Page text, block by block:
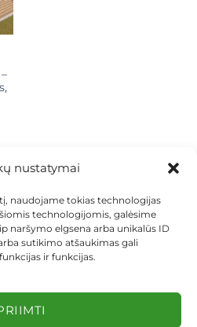
nustatymai
naudojame tokias technologijas
technologijomis, galėsime
naršymo elgsena arba unikalūs ID
sutikimo atšaukimas gali
ir funkcijas.
PRIVATUMO POLITIKA